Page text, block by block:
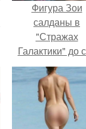
Фигура Зои
салданы в
"Стражах
Галактики" до
пор
восхищение.